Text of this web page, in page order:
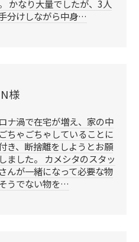
かなり大量でしたが、3人
分けしながら中身…
様
ナ渦で在宅が増え、家の中
ちゃごちゃしていることに
き、断捨離をしようとお願
ました。 カメシタのスタッ
んが一緒になって必要な物
うでない物を…